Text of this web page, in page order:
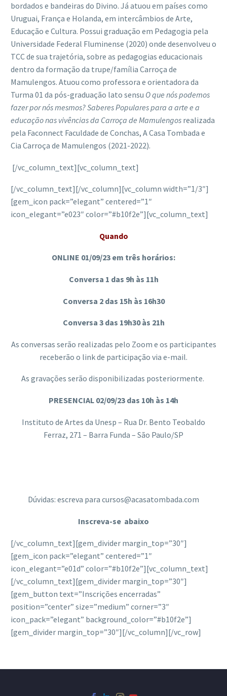
bordados e bandeiras do Divino. Já atuou em países como
Uruguai, França e Holanda, em intercâmbios de Arte,
Educação e Cultura. Possui graduação em Pedagogia pela
Universidade Federal Fluminense (2020) onde desenvolveu o
TCC de sua trajetória, sobre as pedagogias educacionais
dentro da formação da trupe/família Carroça de
Mamulengos. Atuou como professora e orientadora da
Turma 01 da pós-graduação lato sensu O que nós podemos
fazer por nós mesmos? Saberes Populares para a arte e a
educação nas vivências da Carroça de Mamulengos realizada
pela Faconnect Faculdade de Conchas, A Casa Tombada e
Cia Carroça de Mamulengos (2021-2022).
[/vc_column_text][vc_column_text]
[/vc_column_text][/vc_column][vc_column width=”1/3″]
[gem_icon pack=”elegant” centered=”1″
icon_elegant=”e023″ color=”#b10f2e”][vc_column_text]
Quando
ONLINE 01/09/23 em três horários:
Conversa 1 das 9h às 11h
Conversa 2 das 15h às 16h30
Conversa 3 das 19h30 às 21h
As conversas serão realizadas pelo Zoom e os participantes
receberão o link de participação via e-mail.
As gravações serão disponibilizadas posteriormente.
PRESENCIAL 02/09/23 das 10h às 14h
Instituto de Artes da Unesp – Rua Dr. Bento Teobaldo
Ferraz, 271 – Barra Funda – São Paulo/SP
Dúvidas: escreva para cursos@acasatombada.com
Inscreva-se abaixo
[/vc_column_text][gem_divider margin_top=”30″]
[gem_icon pack=”elegant” centered=”1″
icon_elegant=”e01d” color=”#b10f2e”][vc_column_text]
[/vc_column_text][gem_divider margin_top=”30″]
[gem_button text=”Inscrições encerradas”
position=”center” size=”medium” corner=”3″
icon_pack=”elegant” background_color=”#b10f2e”]
[gem_divider margin_top=”30″][/vc_column][/vc_row]